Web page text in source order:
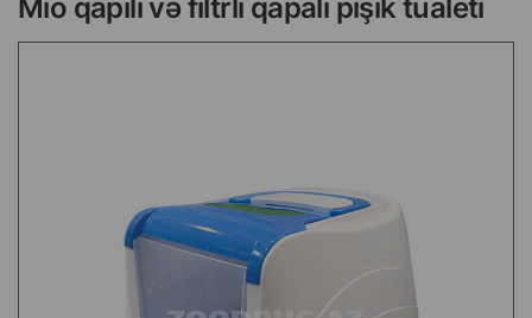
Mio qapılı və filtrli qapalı pişik tualeti